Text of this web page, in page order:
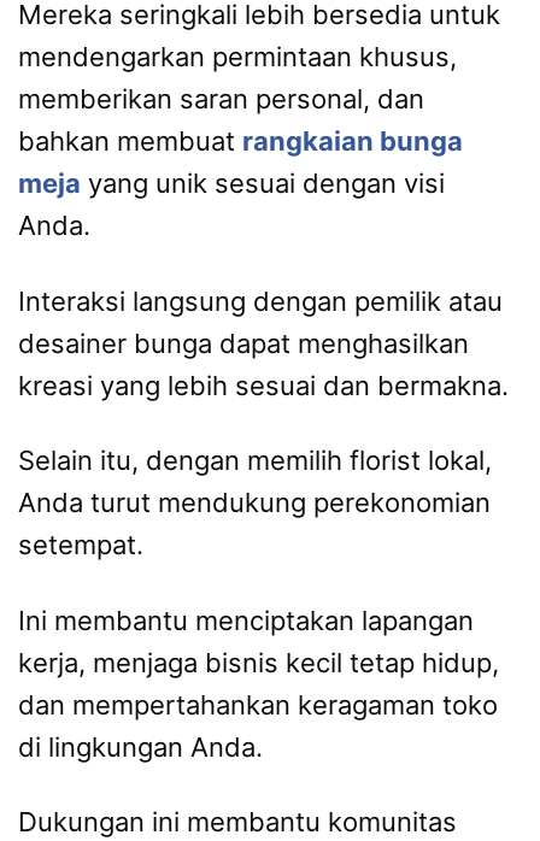
Mereka seringkali lebih bersedia untuk
mendengarkan permintaan khusus,
memberikan saran personal, dan
bahkan membuat rangkaian bunga
meja yang unik sesuai dengan visi
Anda.
Interaksi langsung dengan pemilik atau
desainer bunga dapat menghasilkan
kreasi yang lebih sesuai dan bermakna.
Selain itu, dengan memilih florist lokal,
Anda turut mendukung perekonomian
setempat.
Ini membantu menciptakan lapangan
kerja, menjaga bisnis kecil tetap hidup,
dan mempertahankan keragaman toko
di lingkungan Anda.
Dukungan ini membantu komunitas